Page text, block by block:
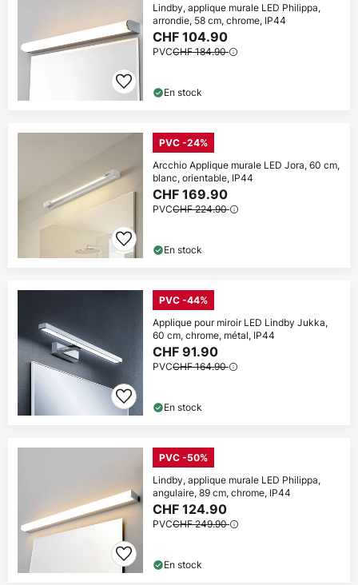
Lindby, applique murale LED Philippa,
arrondie, 58 cm, chrome, IP44
CHF 104.90
PVCCHF 184.90
En stock
PVC -24%
Arcchio Applique murale LED Jora, 60 cm,
blanc, orientable, IP44
CHF 169.90
PVCCHF 224.90
En stock
PVC -44%
Applique pour miroir LED Lindby Jukka,
60 cm, chrome, métal, IP44
CHF 91.90
PVCCHF 164.90
En stock
PVC -50%
Lindby, applique murale LED Philippa,
angulaire, 89 cm, chrome, IP44
CHF 124.90
PVCCHF 249.90
En stock